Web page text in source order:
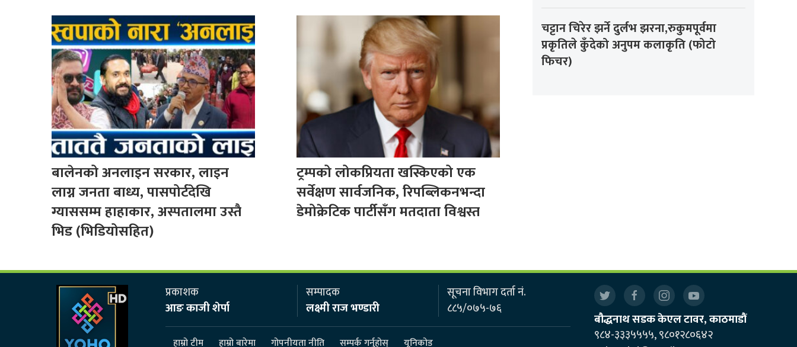
बालेनको अनलाइन सरकार, लाइन
लाग्न जनता बाध्य, पासपोर्टदेखि
ग्याससम्म हाहाकार, अस्पतालमा उस्तै
भिड (भिडियोसहित)
ट्रम्पको लोकप्रियता खस्किएको एक
सर्वेक्षण सार्वजनिक, रिपब्लिकनभन्दा
डेमोक्रेटिक पार्टीसँग मतदाता विश्वस्त
चट्टान चिरेर झर्ने दुर्लभ झरना,रुकुमपूर्वमा
प्रकृतिले कुँदेको अनुपम कलाकृति (फोटो
फिचर)
प्रकाशक
आङ काजी शेर्पा
सम्पादक
लक्ष्मी राज भण्डारी
सूचना विभाग दर्ता नं.
८८५/०७५-७६
हाम्रो टीम हाम्रो बारेमा गोपनीयता नीति सम्पर्क गर्नुहोस् यूनिकोड
बौद्धनाथ सडक केएल टावर, काठमाडौं
९८४-३३३५५५५, ९८०१२८०६४२